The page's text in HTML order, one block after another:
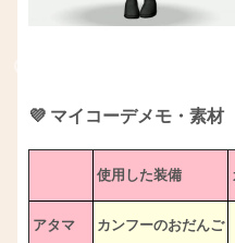
💜 マイコーデメモ・素材
使用した装備
アタマ カンフーのおだんご